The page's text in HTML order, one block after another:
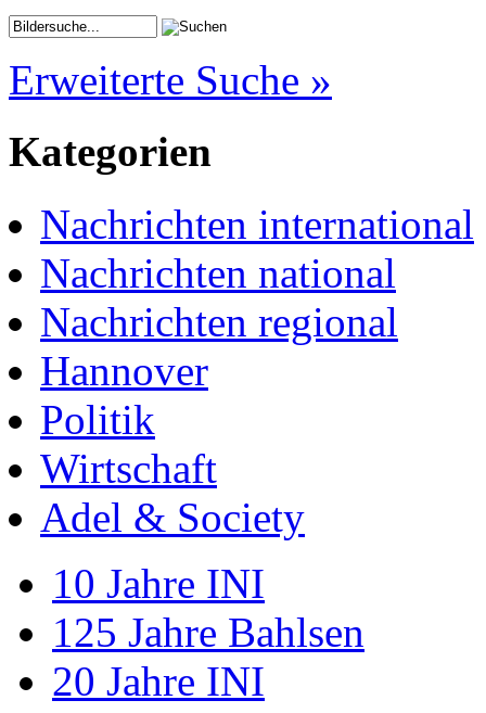
Erweiterte Suche »
Kategorien
Nachrichten international
Nachrichten national
Nachrichten regional
Hannover
Politik
Wirtschaft
Adel & Society
10 Jahre INI
125 Jahre Bahlsen
20 Jahre INI